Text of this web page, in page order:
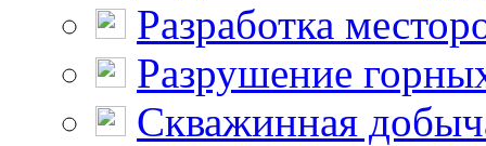
Разработка
Разрушение
Скважинная